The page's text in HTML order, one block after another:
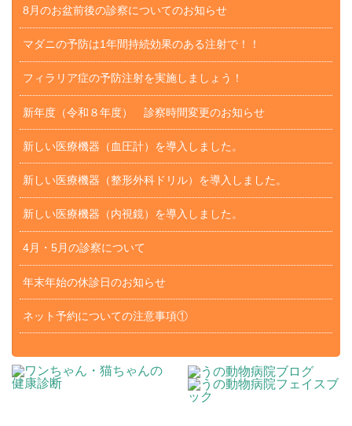
8月のお盆前後の診察についてのお知らせ
マダニの予防は1年間持続効果のある注射で！！
フィラリア症の予防注射を実施しましょう！
新年度（令和８年度） 診察時間変更のお知らせ
新しい医療機器（血圧計）を導入しました。
新しい医療機器（整形外科ドリル）を導入しました。
新しい医療機器（内視鏡）を導入しました。
4月・5月の診察について
年末年始の休診日のお知らせ
ネット予約についての注意事項①